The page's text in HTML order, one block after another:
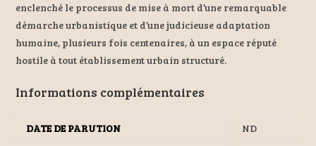
enclenché le processus de mise à mort d’une remarquable
démarche urbanistique et d’une judicieuse adaptation
humaine, plusieurs fois centenaires, à un espace réputé
hostile à tout établissement urbain structuré.
Informations complémentaires
DATE DE PARUTION
ND